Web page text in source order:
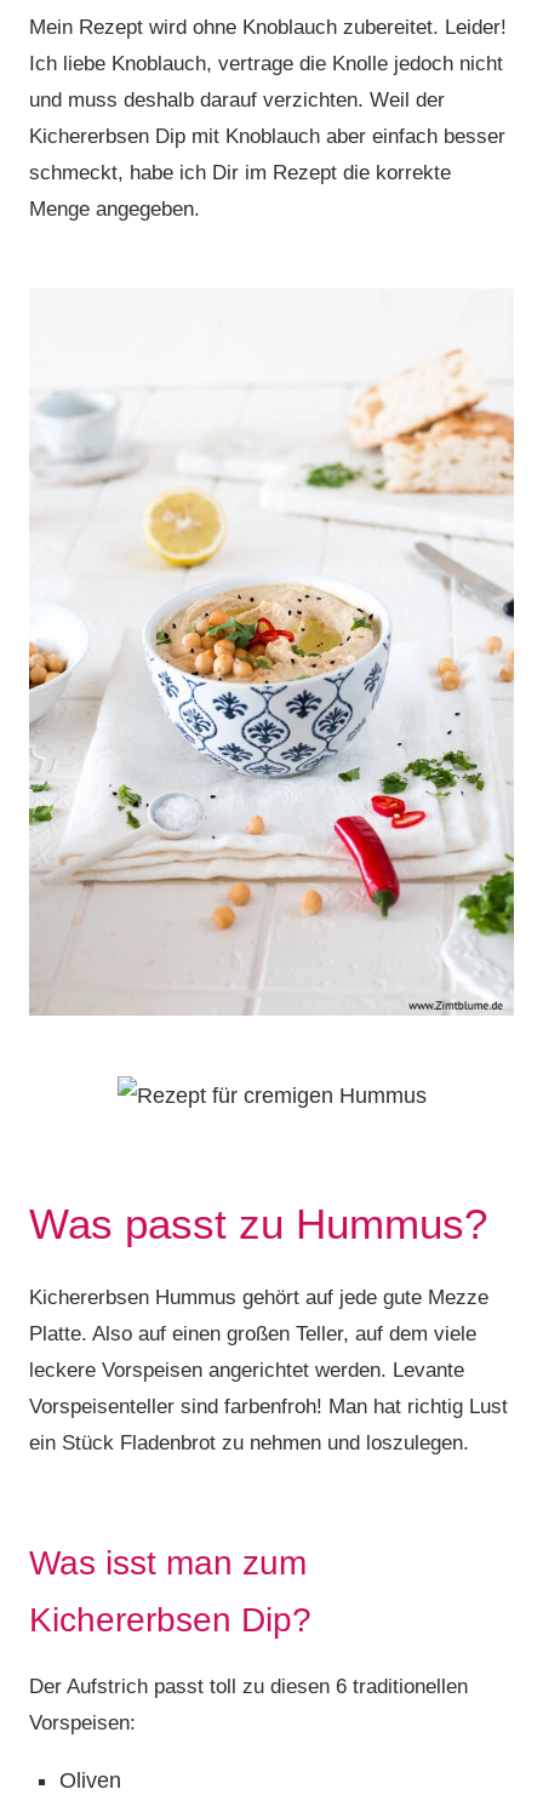
Mein Rezept wird ohne Knoblauch zubereitet. Leider!
Ich liebe Knoblauch, vertrage die Knolle jedoch nicht
und muss deshalb darauf verzichten. Weil der
Kichererbsen Dip mit Knoblauch aber einfach besser
schmeckt, habe ich Dir im Rezept die korrekte
Menge angegeben.
Was passt zu Hummus?
Kichererbsen Hummus gehört auf jede gute Mezze
Platte. Also auf einen großen Teller, auf dem viele
leckere Vorspeisen angerichtet werden. Levante
Vorspeisenteller sind farbenfroh! Man hat richtig Lust
ein Stück Fladenbrot zu nehmen und loszulegen.
Was isst man zum
Kichererbsen Dip?
Der Aufstrich passt toll zu diesen 6 traditionellen
Vorspeisen:
Oliven